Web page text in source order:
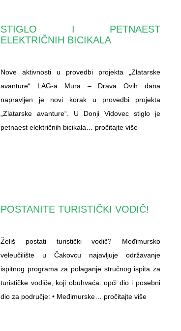
STIGLO I PETNAEST
ELEKTRIČNIH BICIKALA
Nove aktivnosti u provedbi projekta „Zlatarske
avanture“ LAG-a Mura – Drava Ovih dana
napravljen je novi korak u provedbi projekta
„Zlatarske avanture“. U Donji Vidovec stiglo je
petnaest električnih bicikala… pročitajte više
POSTANITE TURISTIČKI VODIČ!
Želiš postati turistički vodič? Međimursko
veleučilište u Čakovcu najavljuje održavanje
ispitnog programa za polaganje stručnog ispita za
turističke vodiče, koji obuhvaća: opći dio i posebni
dio za područje: • Međimurske… pročitajte više